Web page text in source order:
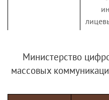
право
Пенсионное
страхование -
Министерство
массовых